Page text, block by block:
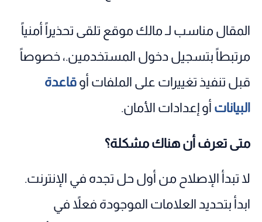
المقال مناسب لـ مالك موقع تلقى تحذيراً أمنياً
مرتبطاً بتسجيل دخول المستخدمين.، خصوصاً
قبل تنفيذ تغييرات على الملفات أو قاعدة
البيانات أو إعدادات الأمان.
متى تعرف أن هناك مشكلة؟
لا تبدأ الإصلاح من أول حل تجده في الإنترنت.
ابدأ بتحديد العلامات الموجودة فعلاً في